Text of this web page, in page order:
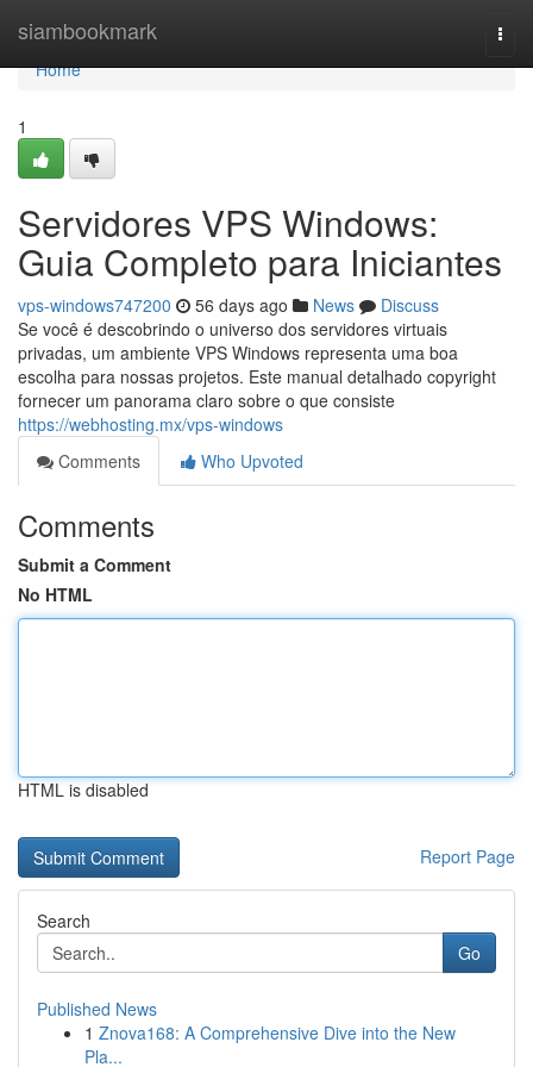
siambookmark
Home
Home
1
Servidores VPS Windows:
Guia Completo para Iniciantes
vps-windows747200 56 days ago News
Discuss
Se você é descobrindo o universo dos servidores virtuais
privadas, um ambiente VPS Windows representa uma boa
escolha para nossas projetos. Este manual detalhado copyright
fornecer um panorama claro sobre o que consiste
https://webhosting.mx/vps-windows
Comments
Who Upvoted
Comments
Submit a Comment
No HTML
HTML is disabled
Report Page
Search
Go
Published News
1 Znova168: A Comprehensive Dive into the New
Pla...